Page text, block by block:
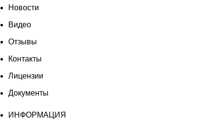
Новости
Видео
Отзывы
Контакты
Лицензии
Документы
ИНФОРМАЦИЯ